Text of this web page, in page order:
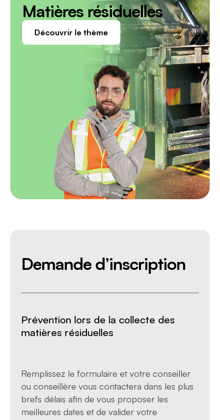
Matières résiduelles
Découvrir le thème
Demande d’inscription
Prévention lors de la collecte des
matières résiduelles
Remplissez le formulaire et votre conseiller
ou conseillère vous contactera dans les plus
brefs délais afin de vous proposer les
meilleures dates et de valider votre